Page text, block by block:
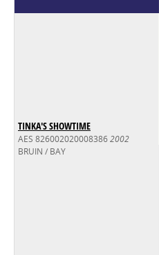
TINKA'S SHOWTIME
AES 8260020200083862002
BRUIN / BAY